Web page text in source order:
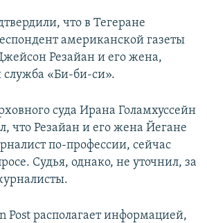
что в Тегеране
американской газеты
Резайан и его жена,
служба «Би-би-си».
суда Ирана Голамхуссейн
что Резайан и его жена Йегане
по-профессии, сейчас
Судья, однако, не уточнил, за
Post располагает информацией,